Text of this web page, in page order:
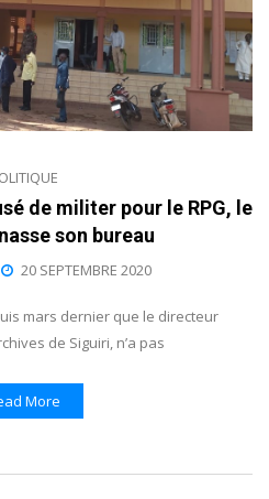
de militer pour le RPG, le
son bureau
20 SEPTEMBRE 2020
mars dernier que le directeur
de Siguiri, n’a pas
More